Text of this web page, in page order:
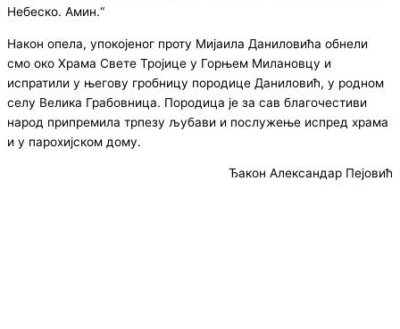
Небеско. Амин.“
Након опела, упокојеног проту Мијаила Даниловића обнели
смо око Храма Свете Тројице у Горњем Милановцу и
испратили у његову гробницу породице Даниловић, у родном
селу Велика Грабовница. Породица је за сав благочестиви
народ припремила трпезу љубави и послужење испред храма
и у парохијском дому.
Ђакон Александар Пејовић